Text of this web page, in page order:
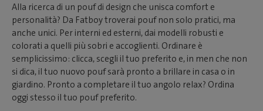
Alla ricerca di un pouf di design che unisca comfort e
personalità? Da Fatboy troverai pouf non solo pratici, ma
anche unici. Per interni ed esterni, dai modelli robusti e
colorati a quelli più sobri e accoglienti. Ordinare è
semplicissimo: clicca, scegli il tuo preferito e, in men che non
si dica, il tuo nuovo pouf sarà pronto a brillare in casa o in
giardino. Pronto a completare il tuo angolo relax? Ordina
oggi stesso il tuo pouf preferito.